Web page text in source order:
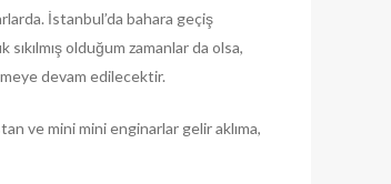
İstanbul’da bahara geçiş
olduğum zamanlar da olsa,
devam edilecektir.
ve mini mini enginarlar gelir aklıma,